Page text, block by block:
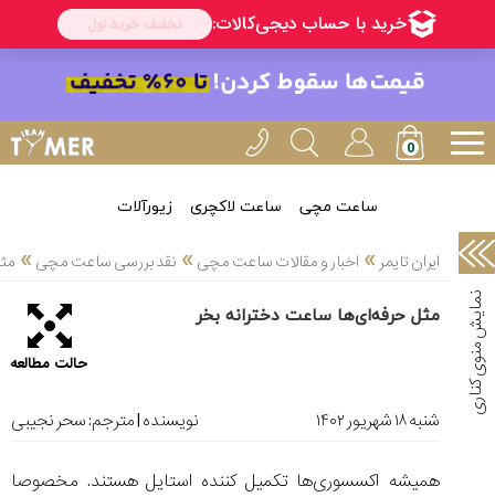
ساعت مچی ساعت لاکچری زیورآلات
ایران تایمر » اخبار و مقالات ساعت مچی» نقد بررسی ساعت مچی»
مثل حرفه‌ای‌ها ساعت دخترانه بخر
حالت مطالعه
شنبه ۱۸ شهریور ۱۴۰۲ نویسنده | مترجم:سحر نجیبی
همیشه اکسسوری‌ها تکمیل کننده استایل هستند. مخصوصا
آموزش
سرزمین
ساعت،
سوئیس(136)
آموزش
دانستی
های